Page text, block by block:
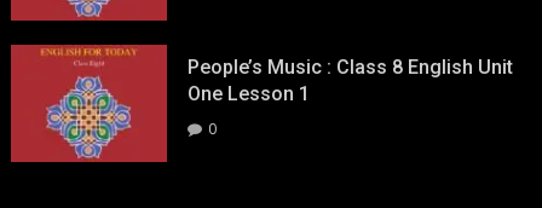
People’s Music : Class 8 English Unit
One Lesson 1
0